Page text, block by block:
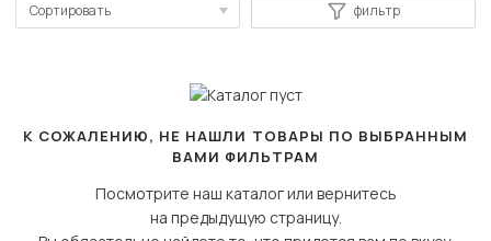
Сортировать
Сначала дешевые
фильтр
К СОЖАЛЕНИЮ, НЕ НАШЛИ ТОВАРЫ ПО ВЫБРАННЫМ
ВАМИ ФИЛЬТРАМ
Посмотрите наш каталог или вернитесь
на предыдущую страницу.